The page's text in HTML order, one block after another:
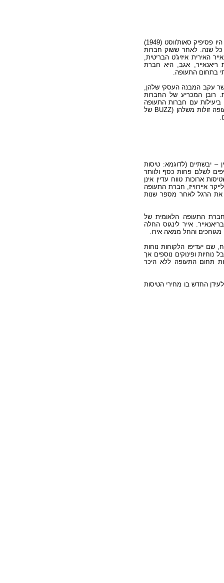
היו פסיפיק סאות'ווסט (1949)
נשארה רווחית כמעט כל שנה. לאחר ששוק חברות
האירית איזיג'ט הבריטית,
ריאנאייר, אגב, היא חברת
בתחום התעופה.
עקב המבנה העסקי שלהן,
רובן המכריע של החברות
ביעילות עם חברות התעופה
הזולות. חברות התעופה המסורתיות אף ניסו להילחם והקימו חברות תעופה זולות משלהן (BUZZ של
– יבשתיים (לדוגמא: טיסות
לשלם פחות כסף ולוותר
ארוכות טווח עדיין אינן
איירווייז, חברת התעופה
את הרגל לאחר מספר שנות
חברת התעופה הלאומית של
אייר לינגוס החלה
והחל ממאה אירו.
שם יעדיפו הלקוחות נוחות
נוחיות ופינוקים נוספים אך
תחום התעופה ללא היכר
החדש בו מחירי הטיסות